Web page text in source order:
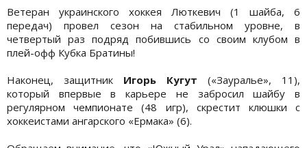
Ветеран украинского хоккея Люткевич (1 шайба, 6
передач) провел сезон на стабильном уровне, в
четвертый раз подряд побившись со своим клубом в
плей-офф Кубка Братины!
Наконец, защитник Игорь Кугут («Зауралье», 11),
который впервые в карьере не забросил шайбу в
регулярном чемпионате (48 игр), скрестит клюшки с
хоккеистами ангарского «Ермака» (6).